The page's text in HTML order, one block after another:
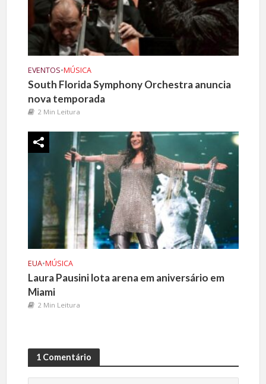
EVENTOS•MÚSICA
South Florida Symphony Orchestra anuncia
nova temporada
2 Min Leitura
EUA•MÚSICA
Laura Pausini lota arena em aniversário em
Miami
2 Min Leitura
1 Comentário